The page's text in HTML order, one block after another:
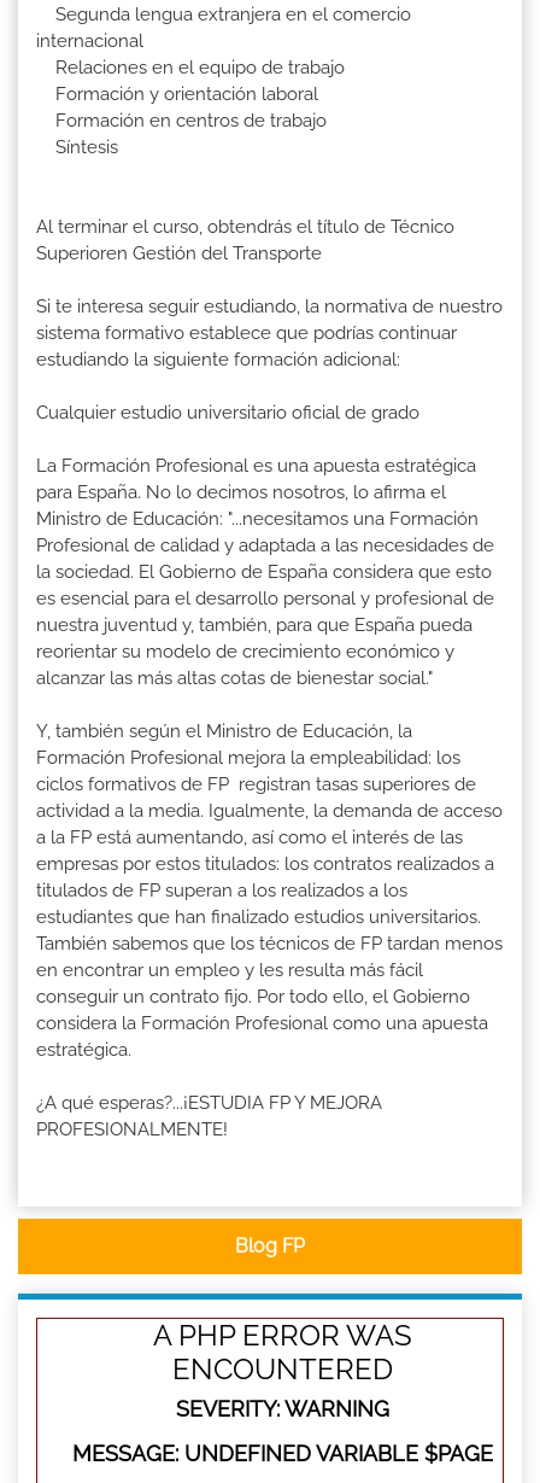
Segunda lengua extranjera en el comercio
internacional
Relaciones en el equipo de trabajo
Formación y orientación laboral
Formación en centros de trabajo
Síntesis
Al terminar el curso, obtendrás el título de Técnico
Superioren Gestión del Transporte
Si te interesa seguir estudiando, la normativa de nuestro
sistema formativo establece que podrías continuar
estudiando la siguiente formación adicional:
Cualquier estudio universitario oficial de grado
La Formación Profesional es una apuesta estratégica
para España. No lo decimos nosotros, lo afirma el
Ministro de Educación: "...necesitamos una Formación
Profesional de calidad y adaptada a las necesidades de
la sociedad. El Gobierno de España considera que esto
es esencial para el desarrollo personal y profesional de
nuestra juventud y, también, para que España pueda
reorientar su modelo de crecimiento económico y
alcanzar las más altas cotas de bienestar social."
Y, también según el Ministro de Educación, la
Formación Profesional mejora la empleabilidad: los
ciclos formativos de FP registran tasas superiores de
actividad a la media. Igualmente, la demanda de acceso
a la FP está aumentando, así como el interés de las
empresas por estos titulados: los contratos realizados a
titulados de FP superan a los realizados a los
estudiantes que han finalizado estudios universitarios.
También sabemos que los técnicos de FP tardan menos
en encontrar un empleo y les resulta más fácil
conseguir un contrato fijo. Por todo ello, el Gobierno
considera la Formación Profesional como una apuesta
estratégica.
¿A qué esperas?...¡ESTUDIA FP Y MEJORA
PROFESIONALMENTE!
Blog FP
A PHP ERROR WAS
ENCOUNTERED
SEVERITY: WARNING
MESSAGE: UNDEFINED VARIABLE $PAGE